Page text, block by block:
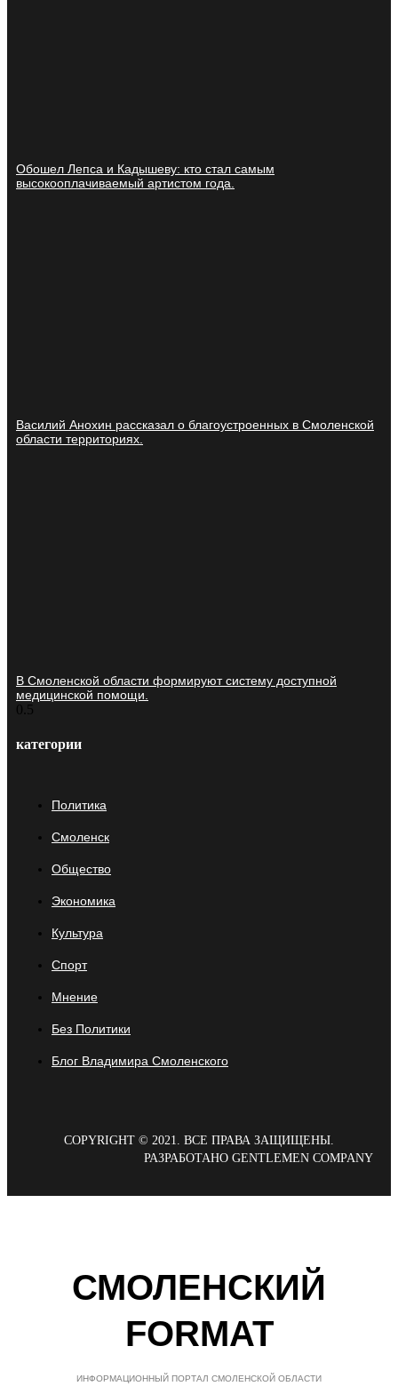
Обошел Лепса и Кадышеву: кто стал самым
высокооплачиваемый артистом года.
Василий Анохин рассказал о благоустроенных в Смоленской
области территориях.
В Смоленской области формируют систему доступной
медицинской помощи.
категории
Политика
Смоленск
Общество
Экономика
Культура
Спорт
Мнение
Без Политики
Блог Владимира Смоленского
COPYRIGHT © 2021. ВСЕ ПРАВА ЗАЩИЩЕНЫ.
РАЗРАБОТАНО GENTLEMEN COMPANY
СМОЛЕНСКИЙ
FORMAT
ИНФОРМАЦИОННЫЙ ПОРТАЛ СМОЛЕНСКОЙ ОБЛАСТИ